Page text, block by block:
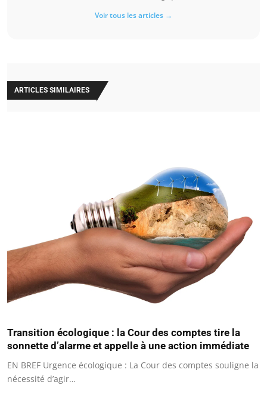
Voir tous les articles →
ARTICLES SIMILAIRES
Transition écologique : la Cour des comptes tire la
sonnette d’alarme et appelle à une action immédiate
EN BREF Urgence écologique : La Cour des comptes souligne la
nécessité d’agir…